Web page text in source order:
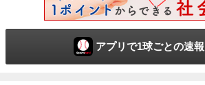
アプリで1球ごとの速